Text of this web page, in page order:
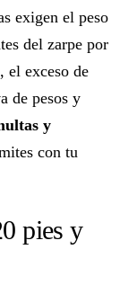
exigen el peso
del zarpe por
el exceso de
de pesos y
y
con tu
pies y